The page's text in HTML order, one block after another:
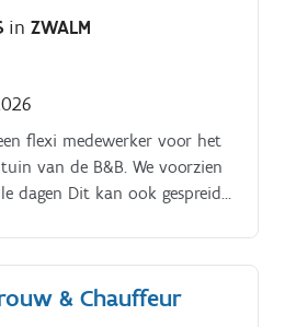
in ZWALM
flexi medewerker voor het
van de B&B. We voorzien
dagen Dit kan ook gespreid
Taken: Snoeien van
onderhouden, onkruid
of vervangen,.
& Chauffeur